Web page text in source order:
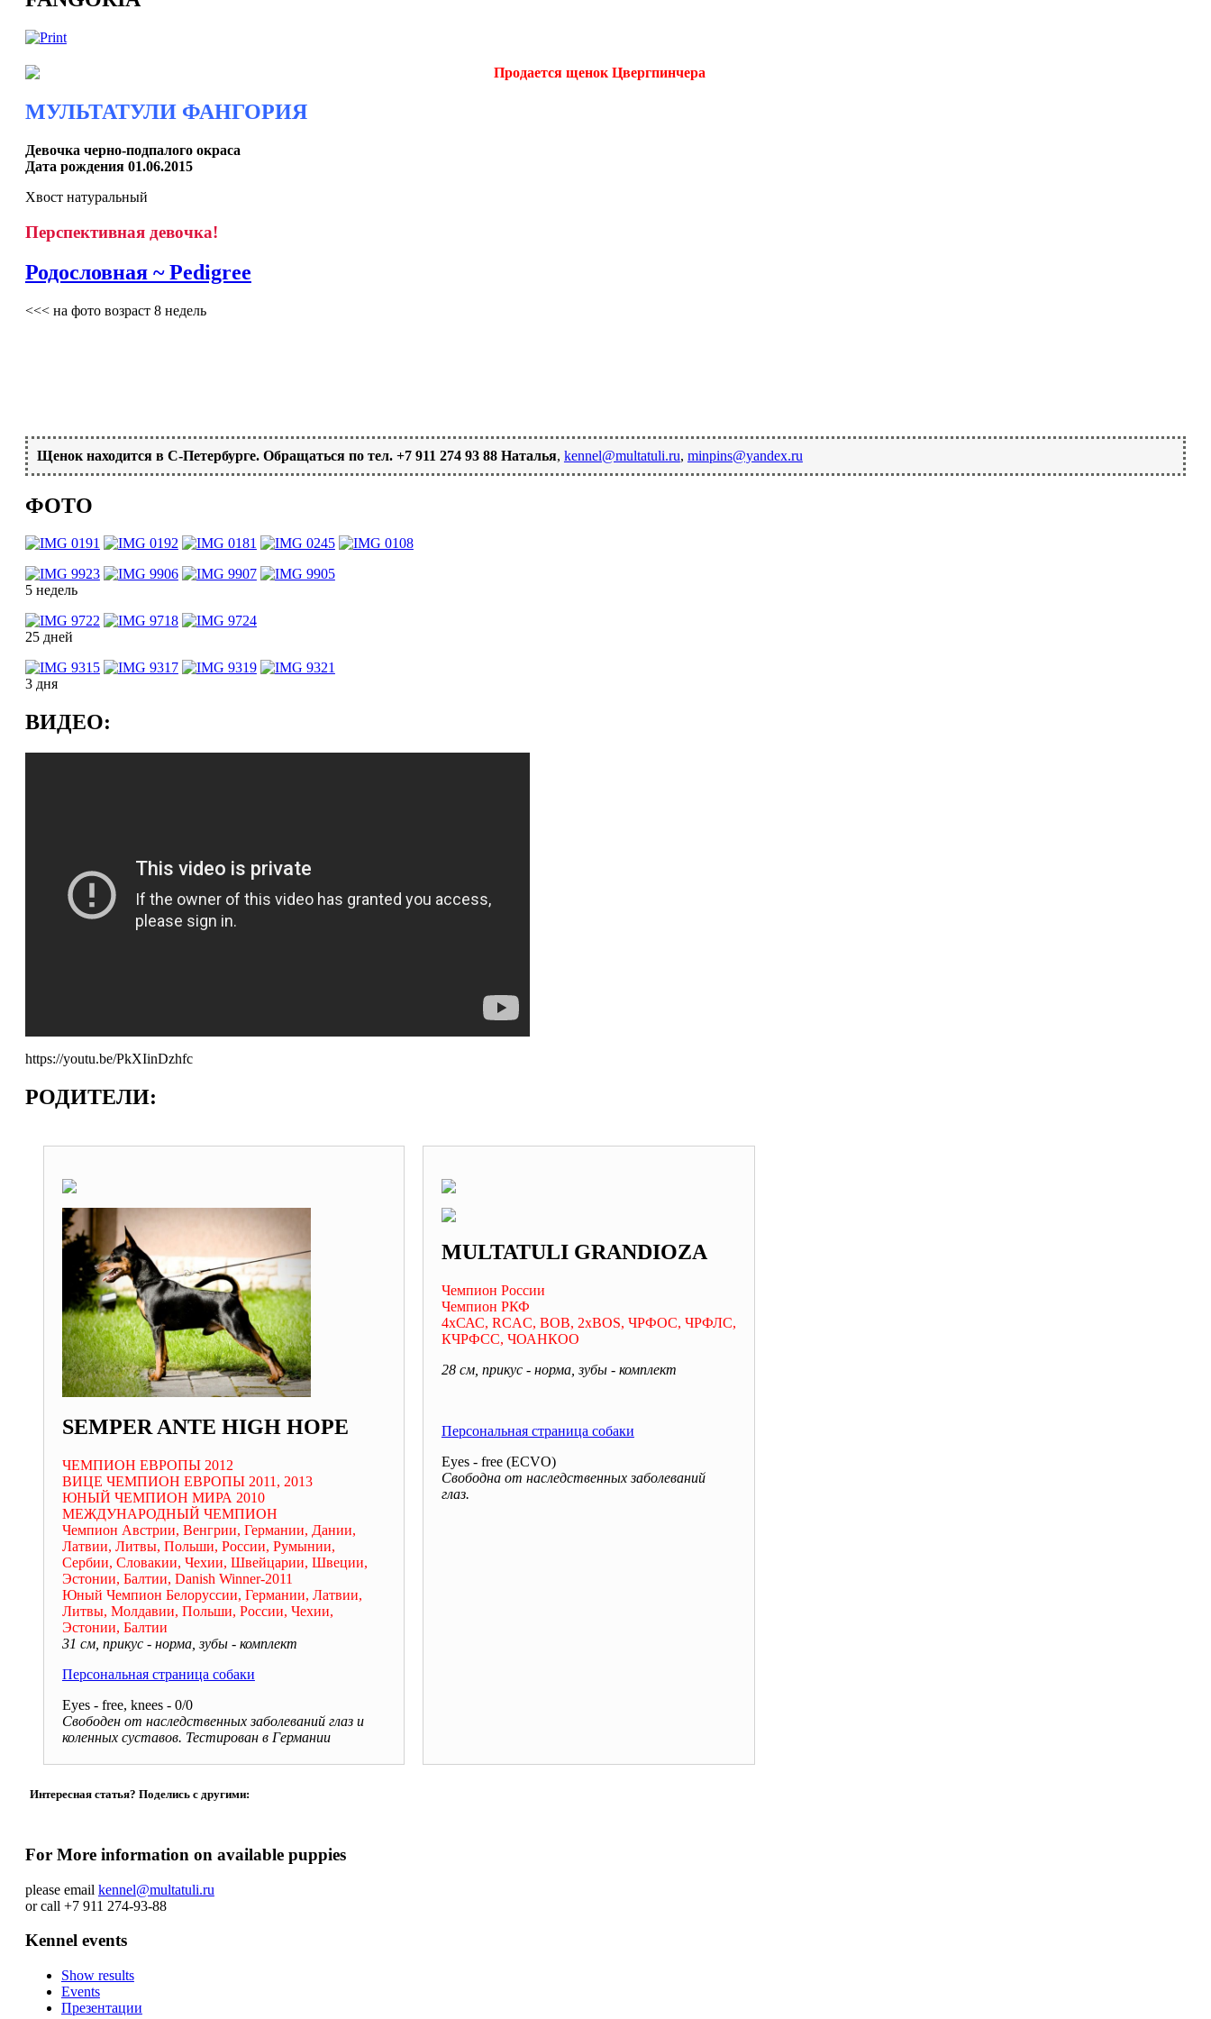
Продается щенок Цвергпинчера
МУЛЬТАТУЛИ ФАНГОРИЯ
Девочка черно-подпалого окраса
Дата рождения 01.06.2015
Хвост натуральный
Перспективная девочка!
Родословная ~ Pedigree
<<< на фото возраст 8 недель
Щенок находится в С-Петербурге. Обращаться по тел. +7 911 274 93 88 Наталья, kennel@multatuli.ru, minpins@yandex.ru
ФОТО
5 недель
25 дней
3 дня
ВИДЕО:
https://youtu.be/PkXIinDzhfc
РОДИТЕЛИ:
SEMPER ANTE HIGH HOPE
ЧЕМПИОН ЕВРОПЫ 2012
ВИЦЕ ЧЕМПИОН ЕВРОПЫ 2011, 2013
ЮНЫЙ ЧЕМПИОН МИРА 2010
МЕЖДУНАРОДНЫЙ ЧЕМПИОН
Чемпион Австрии, Венгрии, Германии, Дании,
Латвии, Литвы, Польши, России, Румынии,
Сербии, Словакии, Чехии, Швейцарии, Швеции,
Эстонии, Балтии, Danish Winner-2011
Юный Чемпион Белоруссии, Германии, Латвии,
Литвы, Молдавии, Польши, России, Чехии,
Эстонии, Балтии
31 см, прикус - норма, зубы - комплект
Персональная страница собаки
Eyes - free, knees - 0/0
Свободен от наследственных заболеваний глаз и
коленных суставов. Тестирован в Германии
MULTATULI GRANDIOZA
Чемпион России
Чемпион РКФ
4хСАС, RCAC, BOB, 2хBOS, ЧРФОС, ЧРФЛС,
КЧРФСС, ЧОАНКОО
28 см, прикус - норма, зубы - комплект
Персональная страница собаки
Eyes - free (ECVO)
Свободна от наследственных заболеваний
глаз.
Интересная статья? Поделись с другими:
For More information on available puppies
please email kennel@multatuli.ru
or call +7 911 274-93-88
Kennel events
Show results
Events
Презентации